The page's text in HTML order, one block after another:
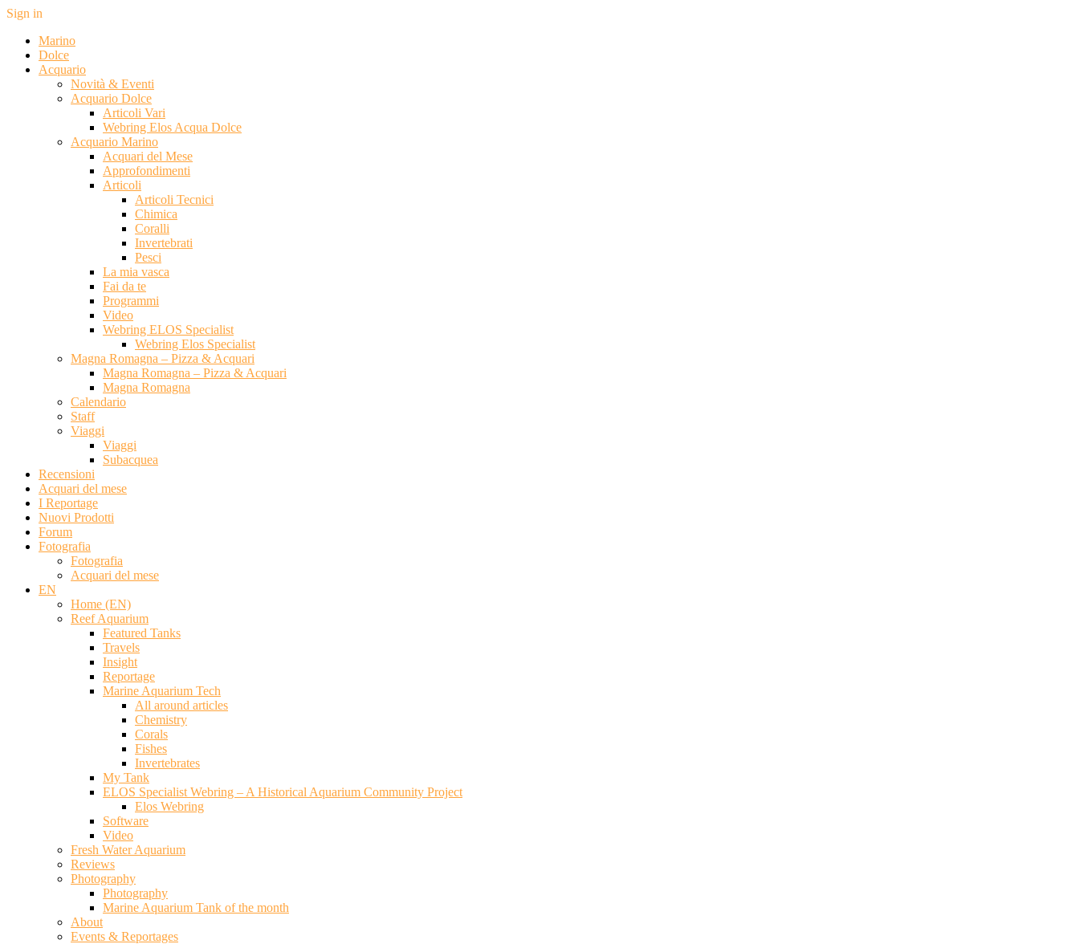
Sign in
Marino
Dolce
Acquario
Novità & Eventi
Acquario Dolce
Articoli Vari
Webring Elos Acqua Dolce
Acquario Marino
Acquari del Mese
Approfondimenti
Articoli
Articoli Tecnici
Chimica
Coralli
Invertebrati
Pesci
La mia vasca
Fai da te
Programmi
Video
Webring ELOS Specialist
Webring Elos Specialist
Magna Romagna – Pizza & Acquari
Magna Romagna – Pizza & Acquari
Magna Romagna
Calendario
Staff
Viaggi
Viaggi
Subacquea
Recensioni
Acquari del mese
I Reportage
Nuovi Prodotti
Forum
Fotografia
Fotografia
Acquari del mese
EN
Home (EN)
Reef Aquarium
Featured Tanks
Travels
Insight
Reportage
Marine Aquarium Tech
All around articles
Chemistry
Corals
Fishes
Invertebrates
My Tank
ELOS Specialist Webring – A Historical Aquarium Community Project
Elos Webring
Software
Video
Fresh Water Aquarium
Reviews
Photography
Photography
Marine Aquarium Tank of the month
About
Events & Reportages